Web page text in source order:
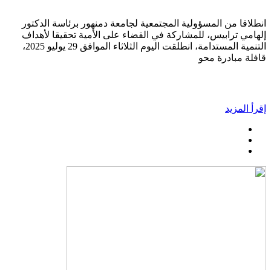
انطلاقا من المسؤولية المجتمعية لجامعة دمنهور برئاسة الدكتور
إلهامي ترابيس، للمشاركة في القضاء على الأمية تحقيقا لأهداف
التنمية المستدامة، انطلقت اليوم الثلاثاء الموافق 29 يوليو 2025،
قافلة مبادرة محو
إقرأ المزيد